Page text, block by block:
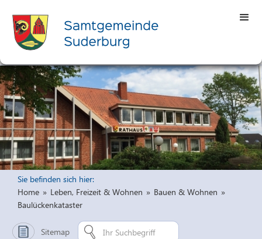
Sie befinden sich hier:
Home » Leben, Freizeit & Wohnen » Bauen & Wohnen »
Baulückenkataster
Sitemap